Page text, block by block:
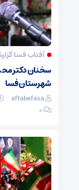
آفتاب فسا
سخنان دکتر
شهرستان فسا
aftabefasa
۰